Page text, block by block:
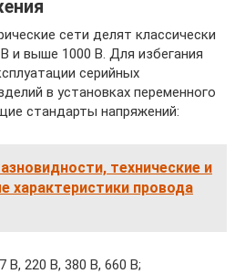
сети делят классически
и выше 1000 В. Для избегания
серийных
в установках переменного
стандарты напряжений:
технические и
характеристики провода
В, 220 В, 380 В, 660 В;